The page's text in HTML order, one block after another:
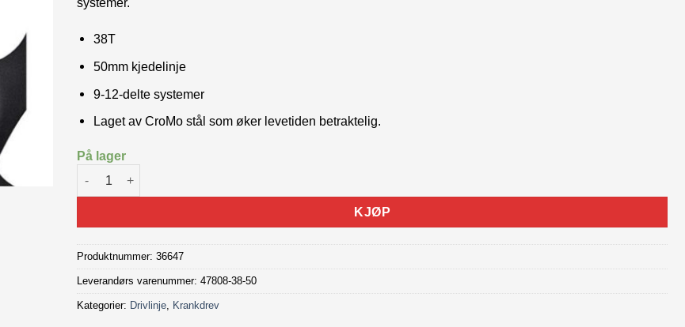
38T
50mm kjedelinje
9-12-delte systemer
Laget av CroMo stål som øker levetiden betraktelig.
På lager
KMC Bosch Gen4 Krankdrev 38T antall
KJØP
Produktnummer:36647
Leverandørs varenummer: 47808-38-50
Kategorier: Drivlinje, Krankdrev